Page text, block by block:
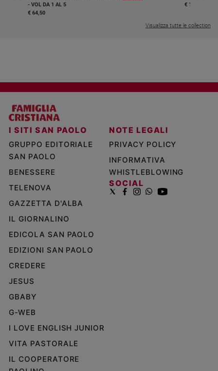
- VOL DA 1 AL 5
€ 64,50
€ 18,50
Visualizza tutte le collection
I SITI SAN PAOLO
GRUPPO EDITORIALE
SAN PAOLO
BENESSERE
TELENOVA
GAZZETTA D'ALBA
IL GIORNALINO
EDICOLA SAN PAOLO
EDIZIONI SAN PAOLO
CREDERE
JESUS
GBABY
G-WEB
I LOVE ENGLISH JUNIOR
VITA PASTORALE
IL COOPERATORE
NOTE LEGALI
PRIVACY POLICY
INFORMATIVA
WHISTLEBLOWING
SOCIAL